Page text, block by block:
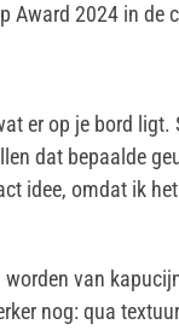
Award 2024 in de
er op je bord
dat bepaalde
idee, omdat ik
van
nog: qua